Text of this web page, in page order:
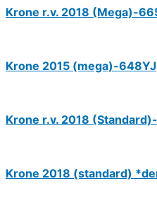
Krone r.v. 2018 (Mega)-
Krone 2015 (mega)-648YJ
Krone r.v. 2018
Krone 2018 (standard)